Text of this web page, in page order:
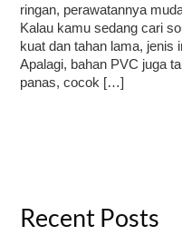
ringan, perawatannya
Kalau kamu sedang cari
kuat dan tahan lama, jenis
Apalagi, bahan PVC juga
panas, cocok […]
Recent Posts